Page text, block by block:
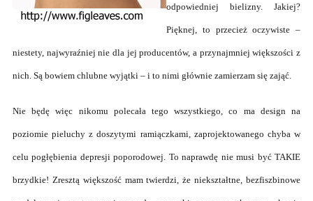
odpowiedniej bielizny. Jakiej?
Pięknej, to przecież oczywiste –
niestety, najwyraźniej nie dla jej producentów, a przynajmniej większości z
nich. Są bowiem chlubne wyjątki – i to nimi głównie zamierzam się zająć.
Nie będę więc nikomu polecała tego wszystkiego, co ma design na
poziomie pieluchy z doszytymi ramiączkami, zaprojektowanego chyba w
celu pogłębienia depresji poporodowej. To naprawdę nie musi być TAKIE
brzydkie! Zresztą większość mam twierdzi, że niekształtne, bezfiszbinowe